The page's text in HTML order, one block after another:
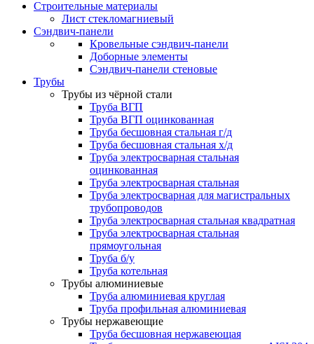
Строительные материалы
Лист стекломагниевый
Сэндвич-панели
Кровельные сэндвич-панели
Доборные элементы
Сэндвич-панели стеновые
Трубы
Трубы из чёрной стали
Труба ВГП
Труба ВГП оцинкованная
Труба бесшовная стальная г/д
Труба бесшовная стальная х/д
Труба электросварная стальная
оцинкованная
Труба электросварная стальная
Труба электросварная для магистральных
трубопроводов
Труба электросварная стальная квадратная
Труба электросварная стальная
прямоугольная
Труба б/у
Труба котельная
Трубы алюминиевые
Труба алюминиевая круглая
Труба профильная алюминиевая
Трубы нержавеющие
Труба бесшовная нержавеющая